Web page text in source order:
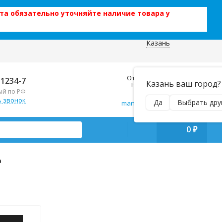
обязательно уточняйте наличие товара у
Казань
Казань ваш город?
Да Выбрать
7
по РФ
звонок
Отправляем почтой и ТК,
наложенным платежом!
Пн–Вс 9:00–21:00
manager@regiontehsnab.ru
0 ₽